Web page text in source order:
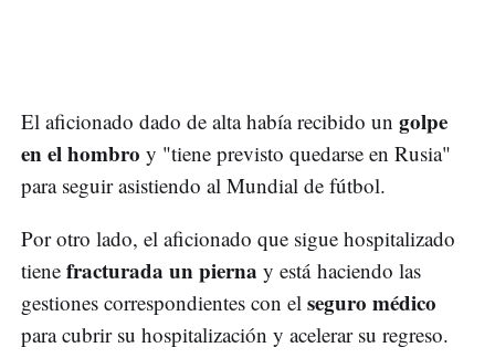
El aficionado dado de alta había recibido un golpe
en el hombro y "tiene previsto quedarse en Rusia"
para seguir asistiendo al Mundial de fútbol.
Por otro lado, el aficionado que sigue hospitalizado
tiene fracturada un pierna y está haciendo las
gestiones correspondientes con el seguro médico
para cubrir su hospitalización y acelerar su regreso.